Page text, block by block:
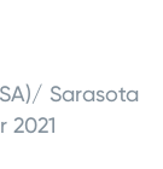
Sarasota
2021